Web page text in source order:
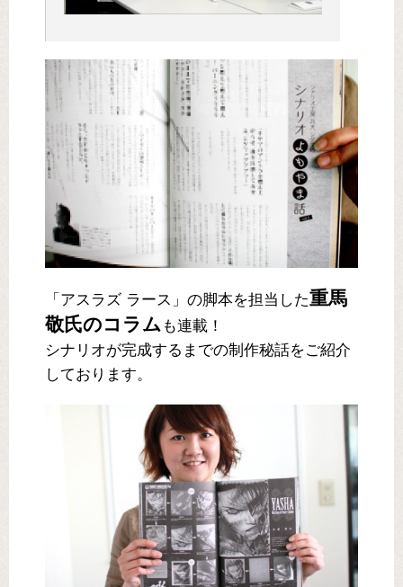
「アスラズ ラース」の脚本を担当した重馬
敬氏のコラム も連載！
シナリオが完成するまでの制作秘話をご紹介
しております。